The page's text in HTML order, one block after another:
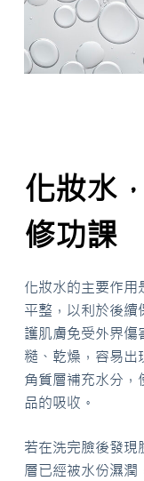
化妝水
修功課
化妝水的主要作用
平整，以利於後續
護肌膚免受外界傷
糙、乾燥，容易出
角質層補充水分，
品的吸收。
若在洗完臉後發現
層已經被水份濕潤